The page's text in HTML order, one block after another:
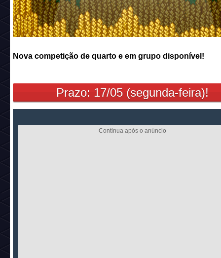
Nova competição de quarto e em grupo disponível!
Prazo: 17/05 (segunda-feira)!